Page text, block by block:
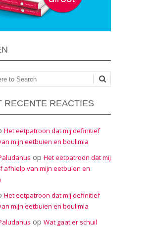
RECENTE REACTIES
Het eetpatroon dat mij definitief
mijn eetbuien en boulimia
op Het eetpatroon dat mij
afhielp van mijn eetbuien en
Het eetpatroon dat mij definitief
mijn eetbuien en boulimia
op Wat gaat er schuil